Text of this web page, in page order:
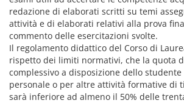
redazione di elaborati scritti su temi
attività e di elaborati relativi alla prova
commento delle esercitazioni svolte.
Il regolamento didattico del Corso di
rispetto dei limiti normativi, che la quota
complessivo a disposizione dello
personale o per altre attività formative di
sarà inferiore ad almeno il 50% delle